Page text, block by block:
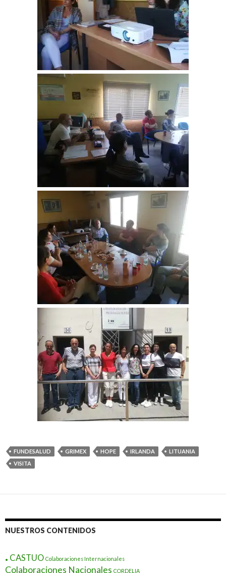
FUNDESALUD GRIMEX HOPE IRLANDA
LITUANIA
VISITA
NUESTROS CONTENIDOS
. CASTUO Colaboraciones Internacionales
Colaboraciones Nacionales CORDELIA